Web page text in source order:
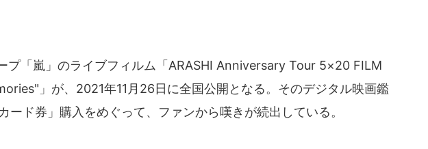
プ「嵐」のライブフィルム「ARASHI Anniversary Tour 5×20 FILM
」が、2021年11月26日に全国公開となる。そのデジタル映画鑑
ード券」購入をめぐって、ファンから嘆きが続出している。